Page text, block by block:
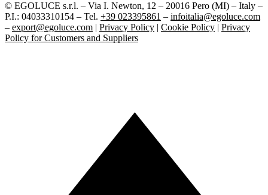
© EGOLUCE s.r.l. – Via I. Newton, 12 – 20016 Pero (MI) – Italy –
P.I.: 04033310154 – Tel. +39 023395861 – infoitalia@egoluce.com
– export@egoluce.com | Privacy Policy | Cookie Policy | Privacy
Policy for Customers and Suppliers